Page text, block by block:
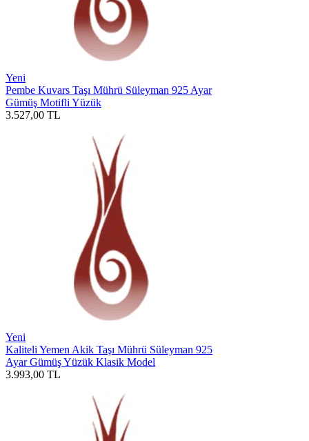
Yeni
Pembe Kuvars Taşı Mührü Süleyman 925 Ayar
Gümüş Motifli Yüzük
3.527,00 TL
Yeni
Kaliteli Yemen Akik Taşı Mührü Süleyman 925
Ayar Gümüş Yüzük Klasik Model
3.993,00 TL